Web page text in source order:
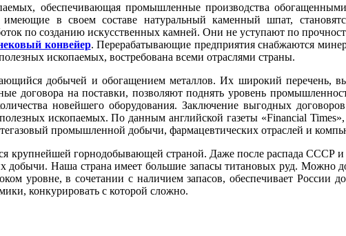
обеспечивающая промышленные производства
в своем составе натуральный каменный шпат,
по созданию искусственных камней. Они не уступают по
конвейер. Перерабатывающие предприятия снабжаются
ископаемых, востребована всеми отраслями страны.
добычей и обогащением металлов. Их широкий перечень,
договора на поставки, позволяют поднять уровень
новейшего оборудования. Заключение выгодных
ископаемых. По данным английской газеты «Financial
промышленной добычи, фармацевтических отраслей и
крупнейшей горнодобывающей страной. Даже после распада СССР
добычи. Наша страна имеет большие запасы титановых руд. Можно
уровне, в сочетании с наличием запасов, обеспечивает России
конкурировать с которой сложно.